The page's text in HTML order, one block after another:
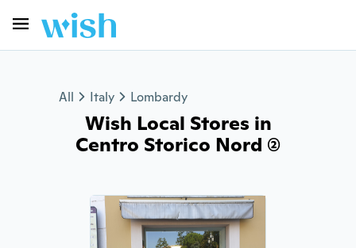
All Italy Lombardy
Wish Local Stores in
Centro Storico Nord (2)